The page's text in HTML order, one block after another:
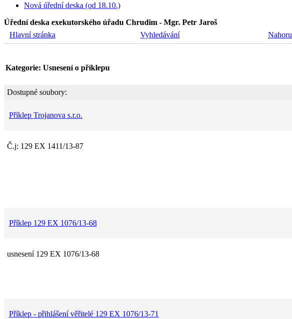
Nová úřední deska (od 18.10.)
Úřední deska exekutorského úřadu Chrudim - Mgr. Petr Jaroš
Hlavní stránka
Vyhledávání Nahoru
Kategorie: Usnesení o příklepu
Dostupné soubory:
Příklep Trojanova s.r.o.
Č.j: 129 EX 1411/13-87
Příklep 129 EX 1076/13-68
usnesení 129 EX 1076/13-68
Příklep - přihlášení věřitelé 129 EX 1076/13-71